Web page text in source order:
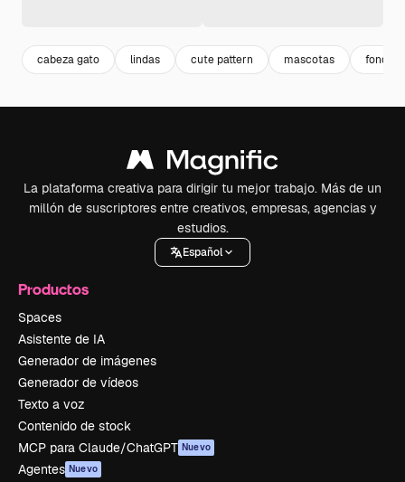
cabeza gato lindas cute pattern mascotas fondo
La plataforma creativa para dirigir tu mejor trabajo. Más de un
millón de suscriptores entre creativos, empresas, agencias y
estudios.
Español
Productos
Spaces
Asistente de IA
Generador de imágenes
Generador de vídeos
Texto a voz
Contenido de stock
MCP para Claude/ChatGPT Nuevo
Agentes Nuevo